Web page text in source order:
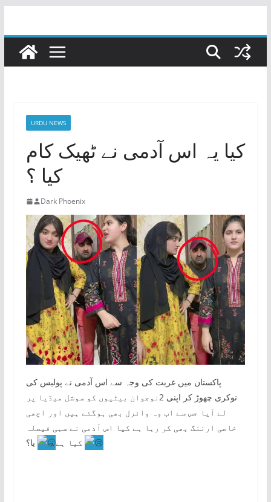
content
URDU NEWS
کیا یہ اس آدمی نے ٹھیک کام
کیا ؟
Dark Phoenix
پاکستان میں غربت کی وجہ سے اس آدمی نے پولیس کی
نوکری چھوڑ کر اپنی 2نوجوان بیٹیوں کو سوشل میڈیا پر
لے آیا جس سے اب وہ وائرل بھی ہوگئے ہیں اور اچھی
خاصی ارننگ بھی کر رہا ہے کیا اس آدمی نے سہی فیصلہ
کیا ہے